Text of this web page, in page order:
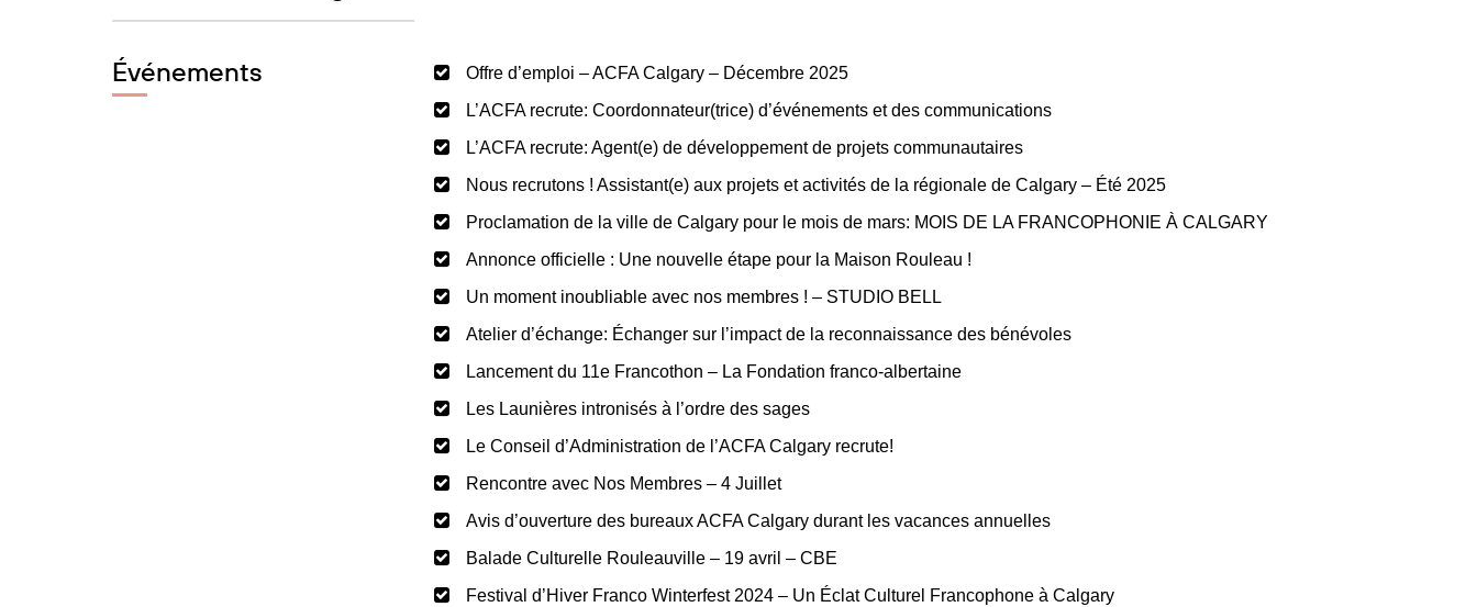
Événements
Offre d’emploi – ACFA Calgary – Décembre 2025
L’ACFA recrute: Coordonnateur(trice) d’événements et des communications
L’ACFA recrute: Agent(e) de développement de projets communautaires
Nous recrutons ! Assistant(e) aux projets et activités de la régionale de Calgary – Été 2025
Proclamation de la ville de Calgary pour le mois de mars: MOIS DE LA FRANCOPHONIE À CALGARY
Annonce officielle : Une nouvelle étape pour la Maison Rouleau !
Un moment inoubliable avec nos membres ! – STUDIO BELL
Atelier d’échange: Échanger sur l’impact de la reconnaissance des bénévoles
Lancement du 11e Francothon – La Fondation franco-albertaine
Les Launières intronisés à l’ordre des sages
Le Conseil d’Administration de l’ACFA Calgary recrute!
Rencontre avec Nos Membres – 4 Juillet
Avis d’ouverture des bureaux ACFA Calgary durant les vacances annuelles
Balade Culturelle Rouleauville – 19 avril – CBE
Festival d’Hiver Franco Winterfest 2024 – Un Éclat Culturel Francophone à Calgary